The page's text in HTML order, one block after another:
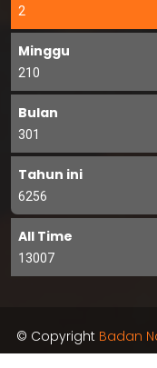
2
Minggu
210
Bulan
301
Tahun ini
6256
All Time
13007
© Copyright Badan